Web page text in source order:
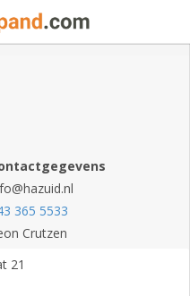
365 5533
Crutzen
21